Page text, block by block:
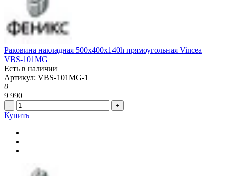
Раковина накладная 500x400x140h прямоугольная Vincea
VBS-101MG
Есть в наличии
Артикул: VBS-101MG-1
0
9 990
- +
Купить